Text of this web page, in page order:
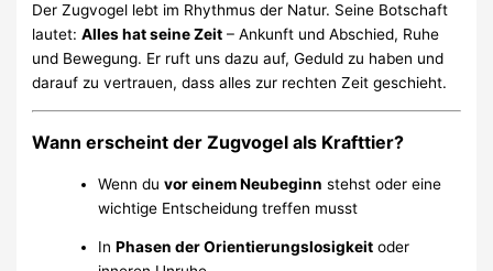
Der Zugvogel lebt im Rhythmus der Natur. Seine Botschaft
lautet:Alles hat seine Zeit – Ankunft und Abschied, Ruhe
und Bewegung. Er ruft uns dazu auf, Geduld zu haben und
darauf zu vertrauen, dass alles zur rechten Zeit geschieht.
Wann erscheint der Zugvogel als Krafttier?
Wenn duvor einem Neubeginn stehst oder eine
wichtige Entscheidung treffen musst
InPhasen der Orientierungslosigkeit oder